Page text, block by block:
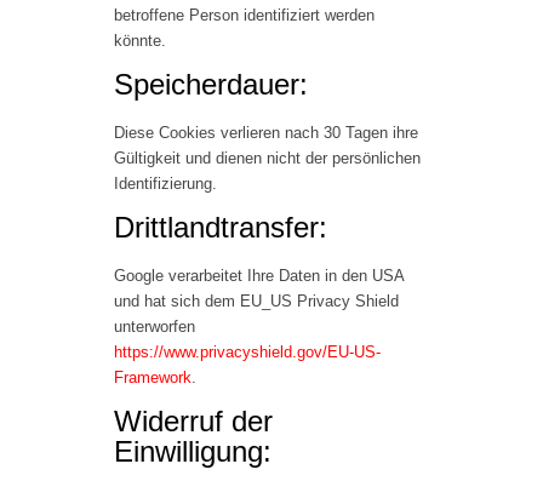
betroffene Person identifiziert werden
könnte.
Speicherdauer:
Diese Cookies verlieren nach 30 Tagen ihre
Gültigkeit und dienen nicht der persönlichen
Identifizierung.
Drittlandtransfer:
Google verarbeitet Ihre Daten in den USA
und hat sich dem EU_US Privacy Shield
unterworfen
https://www.privacyshield.gov/EU-US-
Framework
Widerruf der
Einwilligung: